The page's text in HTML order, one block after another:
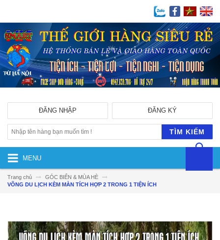
ĐĂNG KÝ
ĐĂNG NHẬP
TÌM KIẾM
MENU
Trang chủ
GÓC BIỂN & MÙA HÈ
VÕNG DU LỊCH KÈM MÀN TÍCH HỢP 2 TRONG 1 TIỆN ÍCH